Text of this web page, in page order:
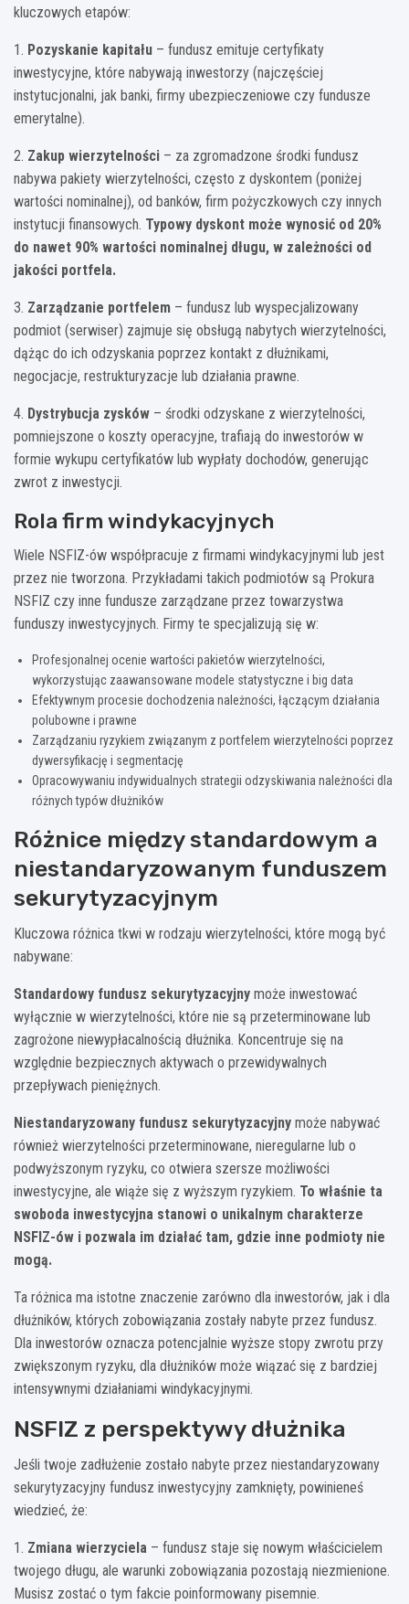
kluczowych etapów:
1. Pozyskanie kapitału – fundusz emituje certyfikaty
inwestycyjne, które nabywają inwestorzy (najczęściej
instytucjonalni, jak banki, firmy ubezpieczeniowe czy fundusze
emerytalne).
2. Zakup wierzytelności – za zgromadzone środki fundusz
nabywa pakiety wierzytelności, często z dyskontem (poniżej
wartości nominalnej), od banków, firm pożyczkowych czy innych
instytucji finansowych. Typowy dyskont może wynosić od 20%
do nawet 90% wartości nominalnej długu, w zależności od
jakości portfela.
3. Zarządzanie portfelem – fundusz lub wyspecjalizowany
podmiot (serwiser) zajmuje się obsługą nabytych wierzytelności,
dążąc do ich odzyskania poprzez kontakt z dłużnikami,
negocjacje, restrukturyzacje lub działania prawne.
4. Dystrybucja zysków – środki odzyskane z wierzytelności,
pomniejszone o koszty operacyjne, trafiają do inwestorów w
formie wykupu certyfikatów lub wypłaty dochodów, generując
zwrot z inwestycji.
Rola firm windykacyjnych
Wiele NSFIZ-ów współpracuje z firmami windykacyjnymi lub jest
przez nie tworzona. Przykładami takich podmiotów są Prokura
NSFIZ czy inne fundusze zarządzane przez towarzystwa
funduszy inwestycyjnych. Firmy te specjalizują się w:
Profesjonalnej ocenie wartości pakietów wierzytelności,
wykorzystując zaawansowane modele statystyczne i big data
Efektywnym procesie dochodzenia należności, łączącym działania
polubowne i prawne
Zarządzaniu ryzykiem związanym z portfelem wierzytelności poprzez
dywersyfikację i segmentację
Opracowywaniu indywidualnych strategii odzyskiwania należności dla
różnych typów dłużników
Różnice między standardowym a
niestandaryzowanym funduszem
sekurytyzacyjnym
Kluczowa różnica tkwi w rodzaju wierzytelności, które mogą być
nabywane:
Standardowy fundusz sekurytyzacyjny może inwestować
wyłącznie w wierzytelności, które nie są przeterminowane lub
zagrożone niewypłacalnością dłużnika. Koncentruje się na
względnie bezpiecznych aktywach o przewidywalnych
przepływach pieniężnych.
Niestandaryzowany fundusz sekurytyzacyjny może nabywać
również wierzytelności przeterminowane, nieregularne lub o
podwyższonym ryzyku, co otwiera szersze możliwości
inwestycyjne, ale wiąże się z wyższym ryzykiem. To właśnie ta
swoboda inwestycyjna stanowi o unikalnym charakterze
NSFIZ-ów i pozwala im działać tam, gdzie inne podmioty nie
mogą.
Ta różnica ma istotne znaczenie zarówno dla inwestorów, jak i dla
dłużników, których zobowiązania zostały nabyte przez fundusz.
Dla inwestorów oznacza potencjalnie wyższe stopy zwrotu przy
zwiększonym ryzyku, dla dłużników może wiązać się z bardziej
intensywnymi działaniami windykacyjnymi.
NSFIZ z perspektywy dłużnika
Jeśli twoje zadłużenie zostało nabyte przez niestandaryzowany
sekurytyzacyjny fundusz inwestycyjny zamknięty, powinieneś
wiedzieć, że:
1. Zmiana wierzyciela – fundusz staje się nowym właścicielem
twojego długu, ale warunki zobowiązania pozostają niezmienione.
Musisz zostać o tym fakcie poinformowany pisemnie.